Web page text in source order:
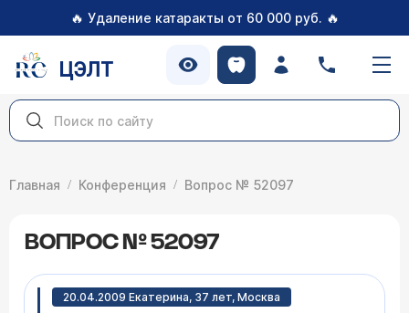
🔥 Удаление катаракты от 60 000 руб. 🔥
ЦЭЛТ
Главная Конференция Вопрос № 52097
ВОПРОС № 52097
20.04.2009 Екатерина, 37 лет, Москва